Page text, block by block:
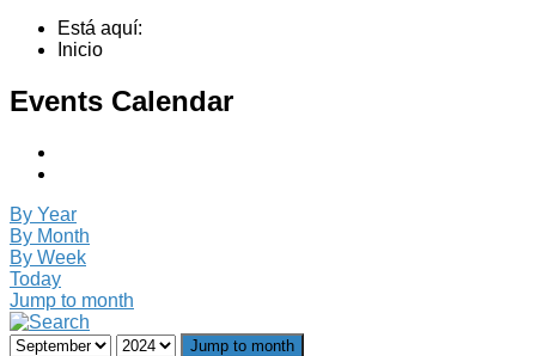
Está aquí:
Inicio
Events Calendar
By Year
By Month
By Week
Today
Jump to month
Jump to month